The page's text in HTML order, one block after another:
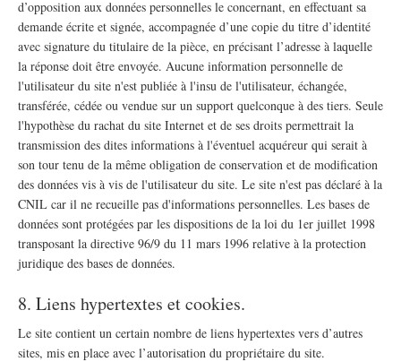
d’opposition aux données personnelles le concernant, en effectuant sa
demande écrite et signée, accompagnée d’une copie du titre d’identité
avec signature du titulaire de la pièce, en précisant l’adresse à laquelle
la réponse doit être envoyée. Aucune information personnelle de
l'utilisateur du site n'est publiée à l'insu de l'utilisateur, échangée,
transférée, cédée ou vendue sur un support quelconque à des tiers. Seule
l'hypothèse du rachat du site Internet et de ses droits permettrait la
transmission des dites informations à l'éventuel acquéreur qui serait à
son tour tenu de la même obligation de conservation et de modification
des données vis à vis de l'utilisateur du site. Le site n'est pas déclaré à la
CNIL car il ne recueille pas d'informations personnelles. Les bases de
données sont protégées par les dispositions de la loi du 1er juillet 1998
transposant la directive 96/9 du 11 mars 1996 relative à la protection
juridique des bases de données.
8. Liens hypertextes et cookies.
Le site contient un certain nombre de liens hypertextes vers d’autres
sites, mis en place avec l’autorisation du propriétaire du site.